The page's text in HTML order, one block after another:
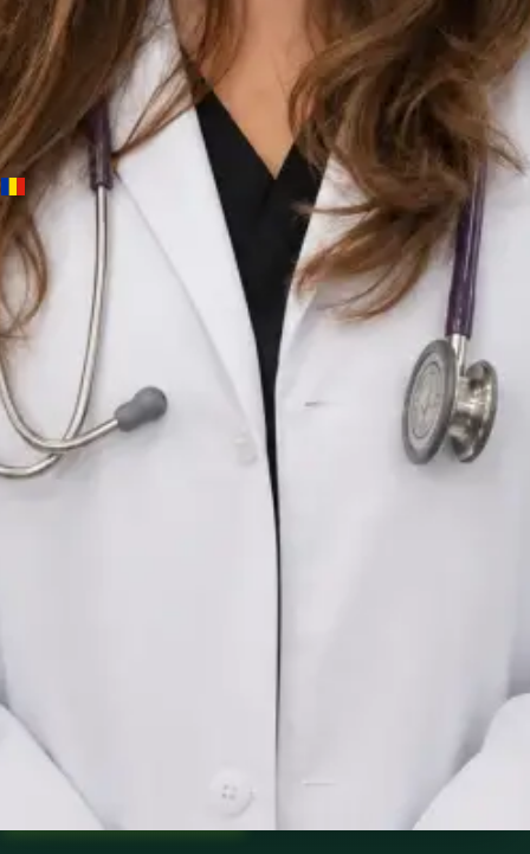
Dr Alexandra Palaga — Pediatru, Global Health Romania Dr
Alexandra Palaga is a Pediatru registered in Romania. Book an
online consultation with Global Health.
RO
Medic pediatru specialist — evaluare pediatrică complexă
online
Dr Alexandra Palaga
Înregistrare · Verificat
Colegiul Medicilor din România | 159625
Limbi
Romanian, English